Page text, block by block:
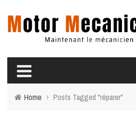
Home › Posts Tagged "réparer"